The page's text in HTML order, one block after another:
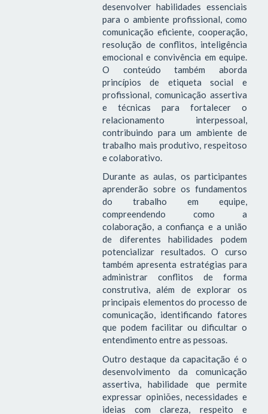
desenvolver habilidades essenciais
para o ambiente profissional, como
comunicação eficiente, cooperação,
resolução de conflitos, inteligência
emocional e convivência em equipe.
O conteúdo também aborda
princípios de etiqueta social e
profissional, comunicação assertiva
e técnicas para fortalecer o
relacionamento interpessoal,
contribuindo para um ambiente de
trabalho mais produtivo, respeitoso
e colaborativo.
Durante as aulas, os participantes
aprenderão sobre os fundamentos
do trabalho em equipe,
compreendendo como a
colaboração, a confiança e a união
de diferentes habilidades podem
potencializar resultados. O curso
também apresenta estratégias para
administrar conflitos de forma
construtiva, além de explorar os
principais elementos do processo de
comunicação, identificando fatores
que podem facilitar ou dificultar o
entendimento entre as pessoas.
Outro destaque da capacitação é o
desenvolvimento da comunicação
assertiva, habilidade que permite
expressar opiniões, necessidades e
ideias com clareza, respeito e